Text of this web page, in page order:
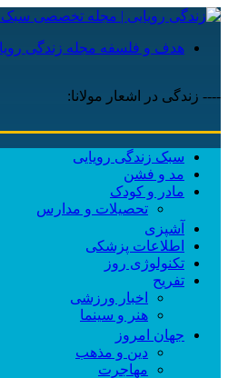
هدف و فلسفه مجله زندگی
---- زندگی در اشعار مولانا:
سبک زندگی رویایی
مد و فشن
مادر و کودک
تحصیلات و مدارس
آشپزی
اطلاعات پزشکی
تکنولوژی روز
تفریح
اخبار ورزشی
هنر و سینما
جهان امروز
دین و مذهب
مهاجرت